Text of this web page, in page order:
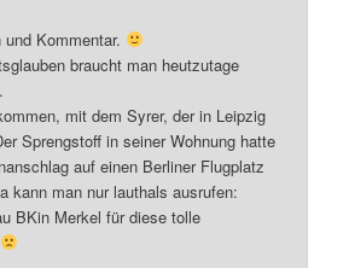
Kommentar.
braucht man heutzutage
mit dem Syrer, der in Leipzig
Sprengstoff in seiner Wohnung hatte
auf einen Berliner Flugplatz
kann man nur lauthals ausrufen:
BKin Merkel für diese tolle